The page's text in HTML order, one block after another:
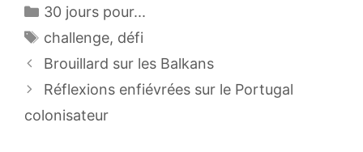
Catégories
30 jours pour...
Étiquettes
challenge, défi
Brouillard sur les Balkans
Réflexions enfiévrées sur le Portugal
colonisateur